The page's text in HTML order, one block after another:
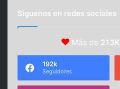
Síguenos en redes sociales
Más de 213K
192k
Seguidores